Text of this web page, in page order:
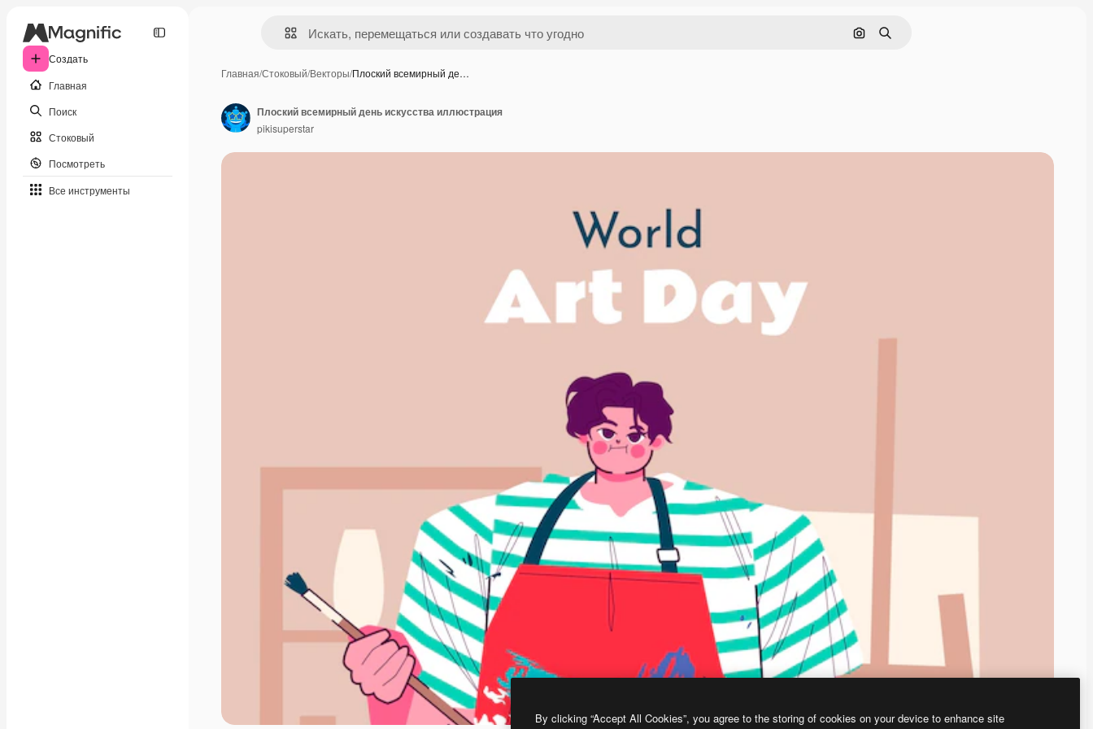
Создать
Главная
Поиск
Стоковый
Посмотреть
Все инструменты
Поиск по изображению
Поиск
Главная/Стоковый/Векторы/Плоский всемирный де…
Плоский всемирный день искусства иллюстрация
pikisuperstar
By clicking “Accept All Cookies”, you agree to the storing of cookies on your device to enhance site